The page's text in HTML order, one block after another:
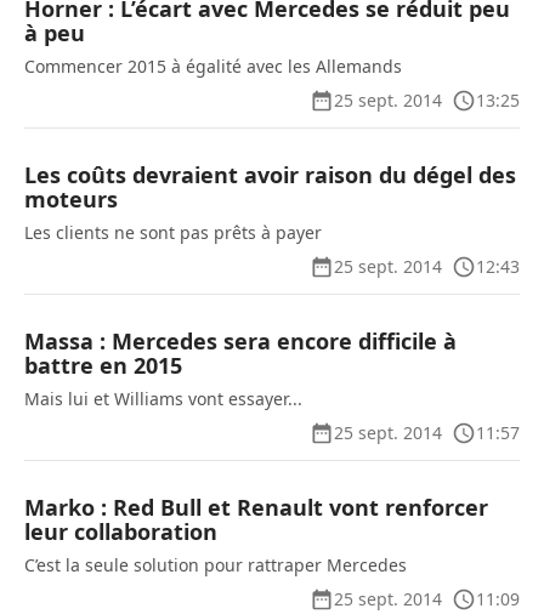
Horner : L’écart avec Mercedes se réduit peu
à peu
Commencer 2015 à égalité avec les Allemands
25 sept. 2014
13:25
Les coûts devraient avoir raison du dégel des
moteurs
Les clients ne sont pas prêts à payer
25 sept. 2014
12:43
Massa : Mercedes sera encore difficile à
battre en 2015
Mais lui et Williams vont essayer...
25 sept. 2014
11:57
Marko : Red Bull et Renault vont renforcer
leur collaboration
C’est la seule solution pour rattraper Mercedes
25 sept. 2014
11:09